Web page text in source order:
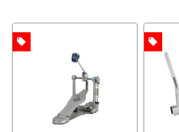
local_offer local_offer